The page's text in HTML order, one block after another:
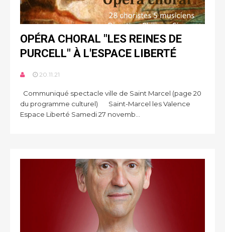
OPÉRA CHORAL "LES REINES DE
PURCELL" À L'ESPACE LIBERTÉ
20.11.21
Communiqué spectacle ville de Saint Marcel (page 20
du programme culturel) Saint-Marcel les Valence
Espace Liberté Samedi 27 novemb...